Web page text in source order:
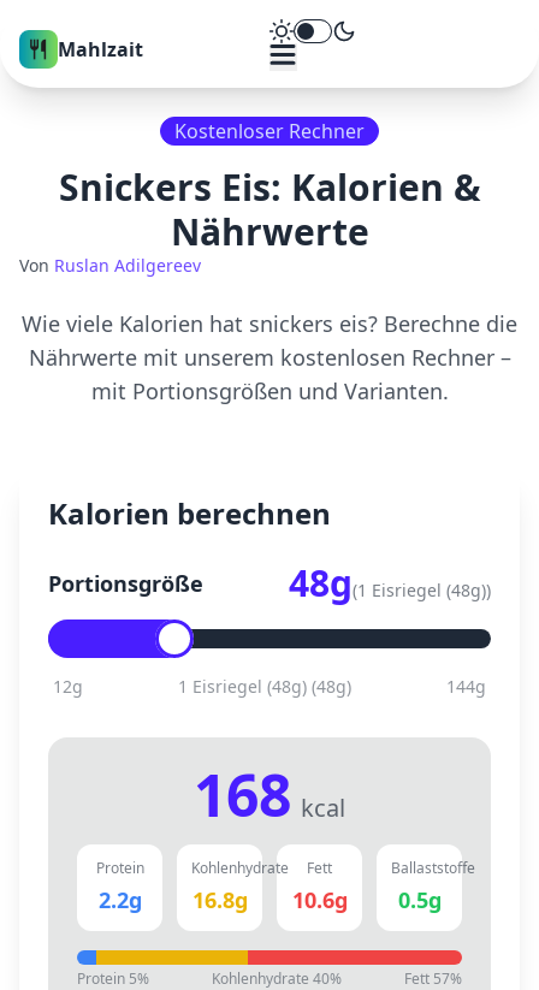
Mahlzait Theme umschalten
Kostenloser Rechner
Snickers Eis: Kalorien &
Nährwerte
Von Ruslan Adilgereev
Wie viele Kalorien hat snickers eis? Berechne die
Nährwerte mit unserem kostenlosen Rechner –
mit Portionsgrößen und Varianten.
Kalorien berechnen
Portionsgröße 48g(1 Eisriegel (48g))
12g 1 Eisriegel (48g) (48g) 144g
168 kcal
Protein
2.2g
Kohlenhydrate
16.8g
Fett
10.6g
Ballaststoffe
0.5g
Protein 5% Kohlenhydrate 40% Fett 57%